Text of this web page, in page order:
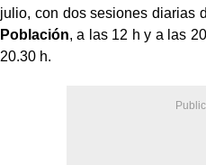
julio, con dos sesiones diarias
Población, a las 12 h y a las
20.30 h.